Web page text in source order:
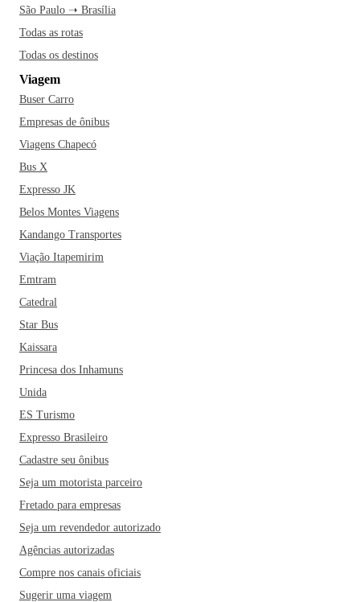
São Paulo ➝ Brasília
Todas as rotas
Todas os destinos
Viagem
Buser Carro
Empresas de ônibus
Viagens Chapecó
Bus X
Expresso JK
Belos Montes Viagens
Kandango Transportes
Viação Itapemirim
Emtram
Catedral
Star Bus
Kaissara
Princesa dos Inhamuns
Unida
ES Turismo
Expresso Brasileiro
Cadastre seu ônibus
Seja um motorista parceiro
Fretado para empresas
Seja um revendedor autorizado
Agências autorizadas
Compre nos canais oficiais
Sugerir uma viagem